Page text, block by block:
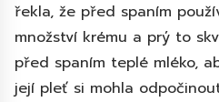
řekla, že před spaním
množství krému a prý to
před spaním teplé mléko,
její pleť si mohla